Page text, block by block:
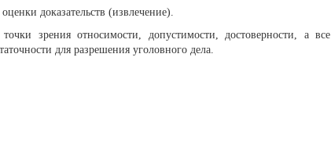
доказательств (извлечение).
зрения относимости, допустимости, достоверности, а все
для разрешения уголовного дела.